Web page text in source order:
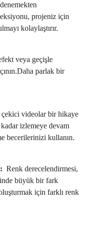
projeniz için
kolaylaştırır.
veya geçişle
parlak bir
videolar bir hikaye
izlemeye devam
becerilerinizi kullanın.
Renk derecelendirmesi,
büyük bir fark
için farklı renk